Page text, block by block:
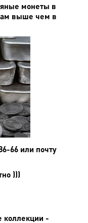
монеты в
выше чем в
66 или почту
)))
коллекции -